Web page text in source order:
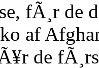
fÃ¸r de
af
de